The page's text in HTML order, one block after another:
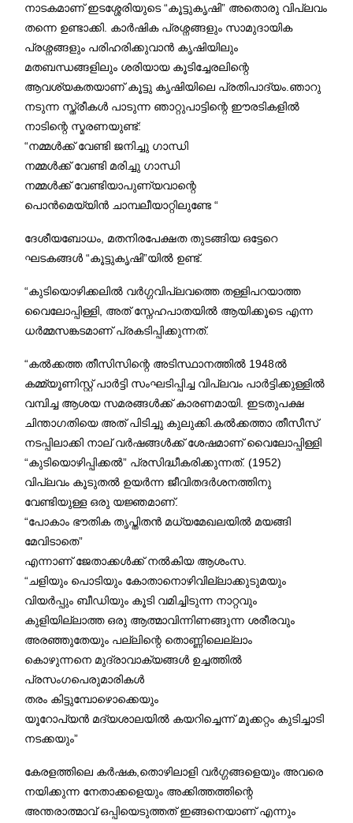
നാടകമാണ് ഇടശ്ശേരിയുടെ “കൂട്ടുകൃഷി” അതൊരു വിപ്ലവം
തന്നെ ഉണ്ടാക്കി. കാർഷിക പ്രശ്നങ്ങളും സാമുദായിക
പ്രശ്നങ്ങളും പരിഹരിക്കുവാൻ കൃഷിയിലും
മതബന്ധങ്ങളിലും ശരിയായ കൂടിച്ചേരലിന്റെ
ആവശ്യകതയാണ് കൂട്ടു കൃഷിയിലെ പ്രതിപാദ്യം.ഞാറു
നടുന്ന സ്ത്രീകൾ പാടുന്ന ഞാറ്റുപാട്ടിന്റെ ഈരടികളിൽ
നാടിന്റെ സ്മരണയുണ്ട്:
“നമ്മൾക്ക് വേണ്ടി ജനിച്ചു ഗാന്ധി
നമ്മൾക്ക് വേണ്ടി മരിച്ചു ഗാന്ധി
നമ്മൾക്ക് വേണ്ടിയാപുണ്യവാന്റെ
പൊൻമെയ്യിൻ ചാമ്പലീയാറ്റിലുണ്ടേ “
ദേശീയബോധം, മതനിരപേക്ഷത തുടങ്ങിയ ഒട്ടേറെ
ഘടകങ്ങൾ “കൂട്ടുകൃഷി”യിൽ ഉണ്ട്.
“കുടിയൊഴിക്കലിൽ വർഗ്ഗവിപ്ലവത്തെ തള്ളിപറയാത്ത
വൈലോപ്പിള്ളി, അത് സ്നേഹപാതയിൽ ആയിക്കൂടെ എന്ന
ധർമ്മസങ്കടമാണ് പ്രകടിപ്പിക്കുന്നത്.
“കൽക്കത്ത തീസിസിന്റെ അടിസ്ഥാനത്തിൽ 1948ൽ
കമ്മ്യൂണിസ്റ്റ് പാർട്ടി സംഘടിപ്പിച്ച വിപ്ലവം പാർട്ടിക്കുള്ളിൽ
വമ്പിച്ച ആശയ സമരങ്ങൾക്ക് കാരണമായി. ഇടതുപക്ഷ
ചിന്താഗതിയെ അത് പിടിച്ചു കുലുക്കി.കൽക്കത്താ തീസീസ്
നടപ്പിലാക്കി നാല് വർഷങ്ങൾക്ക് ശേഷമാണ് വൈലോപ്പിള്ളി
“കുടിയൊഴിപ്പിക്കൽ” പ്രസിദ്ധീകരിക്കുന്നത്. (1952)
വിപ്ലവം കൂടുതൽ ഉയർന്ന ജീവിതദർശനത്തിനു
വേണ്ടിയുള്ള ഒരു യജ്ഞമാണ്.
“പോകാം ഭൗതിക തൃപ്തിതൻ മധ്യമേഖലയിൽ മയങ്ങി
മേവിടാതെ”
എന്നാണ് ജേതാക്കൾക്ക് നൽകിയ ആശംസ.
“ചളിയും പൊടിയും കോതാനൊഴിവില്ലാക്കുടുമയും
വിയർപ്പും ബീഡിയും കൂടി വമിച്ചിടുന്ന നാറ്റവും
കുളിയില്ലാത്ത ഒരു ആത്മാവിന്നിണങ്ങുന്ന ശരീരവും
അരഞ്ഞുതേയും പല്ലിന്റെ തൊണ്ണിലെല്ലാം
കൊഴുന്നനെ മുദ്രാവാക്യങ്ങൾ ഉച്ചത്തിൽ
പ്രസംഗപെരുമാരികൾ
തരം കിട്ടുമ്പോഴൊക്കെയും
യൂറോപ്യൻ മദ്യശാലയിൽ കയറിച്ചെന്ന് മൂക്കറ്റം കുടിച്ചാടി
നടക്കയും”
കേരളത്തിലെ കർഷക,തൊഴിലാളി വർഗ്ഗങ്ങളെയും അവരെ
നയിക്കുന്ന നേതാക്കളെയും അക്കിത്തത്തിന്റെ
അന്തരാത്മാവ് ഒപ്പിയെടുത്തത് ഇങ്ങനെയാണ് എന്നും